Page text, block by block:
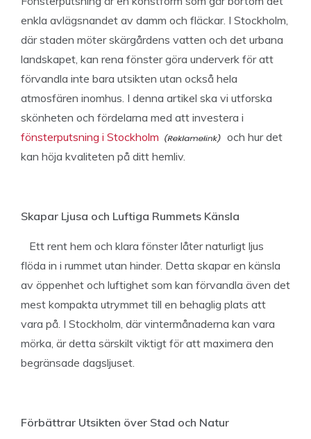
enkla avlägsnandet av damm och fläckar. I Stockholm,
där staden möter skärgårdens vatten och det urbana
landskapet, kan rena fönster göra underverk för att
förvandla inte bara utsikten utan också hela
atmosfären inomhus. I denna artikel ska vi utforska
skönheten och fördelarna med att investera i
fönsterputsning i Stockholm
och hur det
kan höja kvaliteten på ditt hemliv.
Skapar Ljusa och Luftiga Rummets Känsla
Ett rent hem och klara fönster låter naturligt ljus
flöda in i rummet utan hinder. Detta skapar en känsla
av öppenhet och luftighet som kan förvandla även det
mest kompakta utrymmet till en behaglig plats att
vara på. I Stockholm, där vintermånaderna kan vara
mörka, är detta särskilt viktigt för att maximera den
begränsade dagsljuset.
Förbättrar Utsikten över Stad och Natur